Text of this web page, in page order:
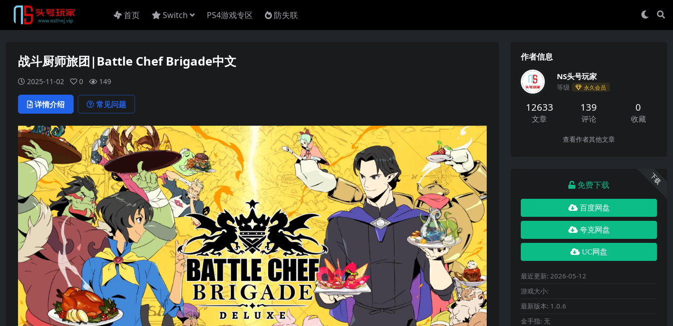
首页 Switch PS4游戏专区 防失联
战斗厨师旅团|Battle Chef Brigade中文
2025-11-02 0 149
详情介绍 常见问题
作者信息
NS头号玩家
等级 永久会员
12633
文章
139
评论
0
收藏
查看作者其他文章
下载
免费下载
百度网盘
夸克网盘
UC网盘
最近更新: 2026-05-12
游戏大小:
最新版本: 1.0.6
金手指: 无